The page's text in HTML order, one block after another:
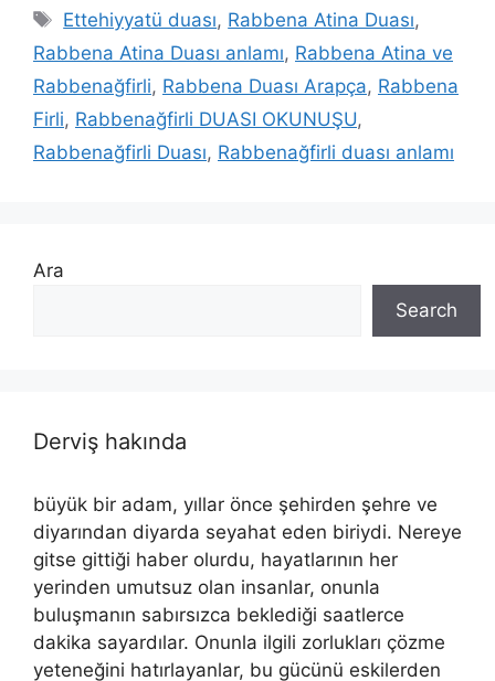
Ettehiyyatü duası, Rabbena Atina Duası,
Rabbena Atina Duası anlamı, Rabbena Atina ve
Rabbenağfirli, Rabbena Duası Arapça, Rabbena
Firli, Rabbenağfirli DUASI OKUNUŞU,
Rabbenağfirli Duası, Rabbenağfirli duası anlamı
Ara
Search
Derviş hakında
büyük bir adam, yıllar önce şehirden şehre ve
diyarından diyarda seyahat eden biriydi. Nereye
gitse gittiği haber olurdu, hayatlarının her
yerinden umutsuz olan insanlar, onunla
buluşmanın sabırsızca beklediği saatlerce
dakika sayardılar. Onunla ilgili zorlukları çözme
yeteneğini hatırlayanlar, bu gücünü eskilerden